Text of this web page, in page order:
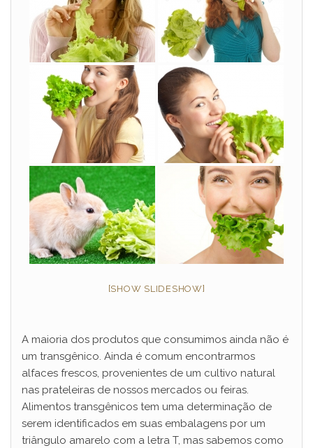
[SHOW SLIDESHOW]
A maioria dos produtos que consumimos ainda não é
um transgênico. Ainda é comum encontrarmos
alfaces frescos, provenientes de um cultivo natural
nas prateleiras de nossos mercados ou feiras.
Alimentos transgênicos tem uma determinação de
serem identificados em suas embalagens por um
triângulo amarelo com a letra T, mas sabemos como